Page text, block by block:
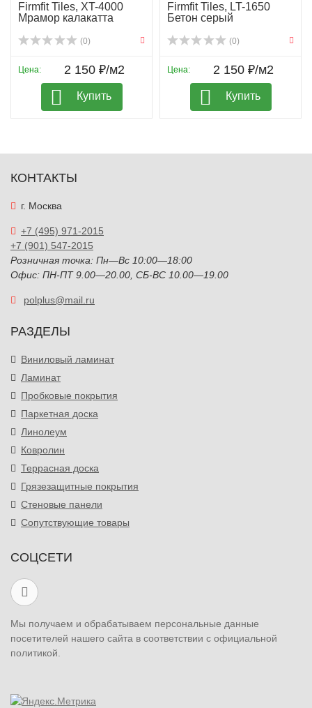
Firmfit Tiles, XT-4000
Мрамор калакатта
(0)
Цена: 2 150 ₽/м2
Купить
Firmfit Tiles, LT-1650
Бетон серый
(0)
Цена: 2 150 ₽/м2
Купить
КОНТАКТЫ
г. Москва
+7 (495) 971-2015
+7 (901) 547-2015
Розничная точка: Пн—Вс 10:00—18:00
Офис: ПН-ПТ 9.00—20.00, СБ-ВС 10.00—19.00
polplus@mail.ru
РАЗДЕЛЫ
Виниловый ламинат
Ламинат
Пробковые покрытия
Паркетная доска
Линолеум
Ковролин
Террасная доска
Грязезащитные покрытия
Стеновые панели
Сопутствующие товары
СОЦСЕТИ
Мы получаем и обрабатываем персональные данные
посетителей нашего сайта в соответствии с официальной
политикой.